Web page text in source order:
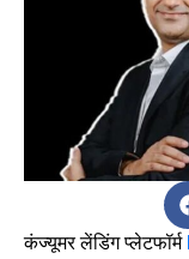
कंज्यूमर लेंडिंग प्लेटफॉर्म